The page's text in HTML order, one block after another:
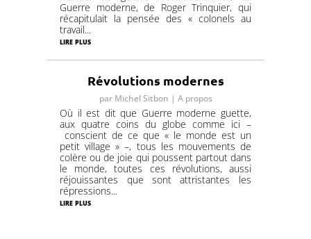
Guerre moderne, de Roger Trinquier, qui
récapitulait la pensée des « colonels au
travail...
lire plus
Révolutions modernes
par Michel Sitbon | A propos
Où il est dit que Guerre moderne guette,
aux quatre coins du globe comme ici –
conscient de ce que « le monde est un
petit village » –, tous les mouvements de
colère ou de joie qui poussent partout dans
le monde, toutes ces révolutions, aussi
réjouissantes que sont attristantes les
répressions...
lire plus